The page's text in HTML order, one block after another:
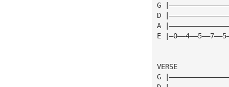
G
D
A
E
VERSE
G